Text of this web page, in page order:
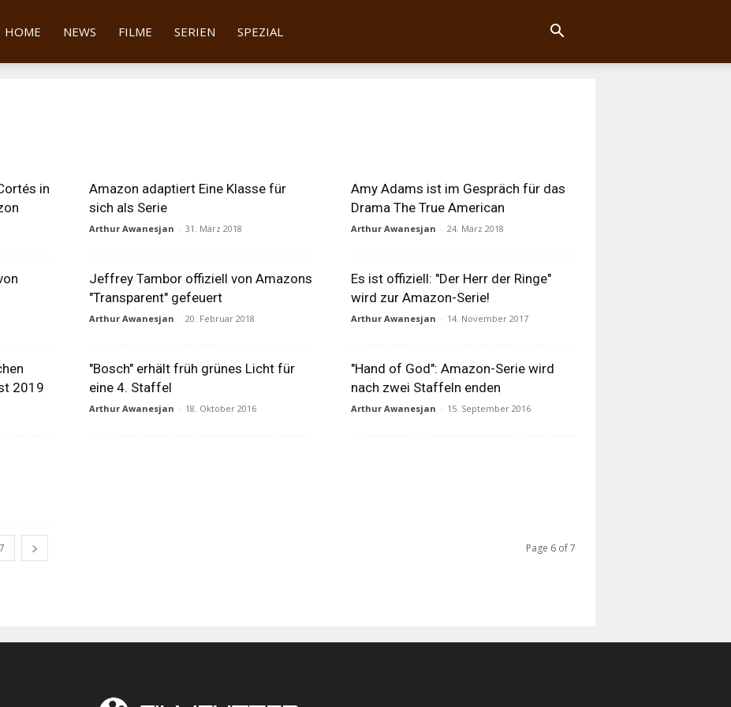
Filmfutter
HOME NEWS FILME SERIEN SPEZIAL
in
Amazon adaptiert Eine Klasse für
sich als Serie
Arthur Awanesjan - 31. März 2018
Amy Adams ist im Gespräch für das
Drama The True American
Arthur Awanesjan - 24. März 2018
Jeffrey Tambor offiziell von Amazons
"Transparent" gefeuert
Arthur Awanesjan - 20. Februar 2018
Es ist offiziell: "Der Herr der Ringe"
wird zur Amazon-Serie!
Arthur Awanesjan - 14. November 2017
2019
"Bosch" erhält früh grünes Licht für
eine 4. Staffel
Arthur Awanesjan - 18. Oktober 2016
"Hand of God": Amazon-Serie wird
nach zwei Staffeln enden
Arthur Awanesjan - 15. September 2016
7 Page 6 of 7